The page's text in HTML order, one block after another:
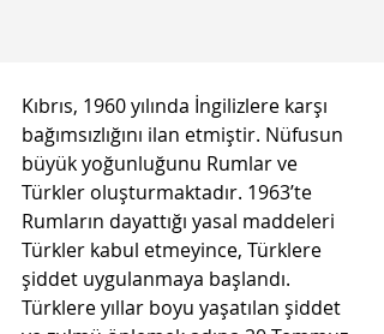
Kıbrıs, 1960 yılında İngilizlere karşı
bağımsızlığını ilan etmiştir. Nüfusun
büyük yoğunluğunu Rumlar ve
Türkler oluşturmaktadır. 1963’te
Rumların dayattığı yasal maddeleri
Türkler kabul etmeyince, Türklere
şiddet uygulanmaya başlandı.
Türklere yıllar boyu yaşatılan şiddet